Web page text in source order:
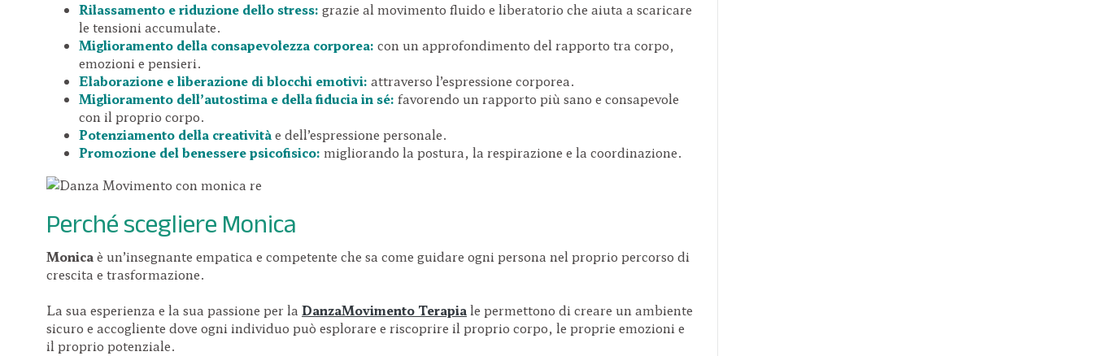
Rilassamento e riduzione dello stress: grazie al movimento fluido e liberatorio che aiuta a scaricare
le tensioni accumulate.
Miglioramento della consapevolezza corporea: con un approfondimento del rapporto tra corpo,
emozioni e pensieri.
Elaborazione e liberazione di blocchi emotivi: attraverso l’espressione corporea.
Miglioramento dell’autostima e della fiducia in sé: favorendo un rapporto più sano e consapevole
con il proprio corpo.
Potenziamento della creativitàe dell’espressione personale.
Promozione del benessere psicofisico: migliorando la postura, la respirazione e la coordinazione.
Perché scegliere Monica
Monicaè un’insegnante empatica e competente che sa come guidare ogni persona nel proprio percorso di
crescita e trasformazione.
La sua esperienza e la sua passione per la DanzaMovimento Terapiale permettono di creare un ambiente
sicuro e accogliente dove ogni individuo può esplorare e riscoprire il proprio corpo, le proprie emozioni e
il proprio potenziale.